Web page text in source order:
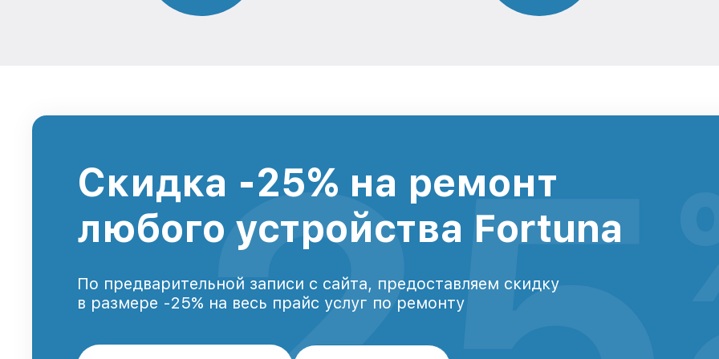
Скидка -25% на ремонт
любого устройства Fortuna
По предварительной записи с сайта, предоставляем скидку
в размере -25% на весь прайс услуг по ремонту